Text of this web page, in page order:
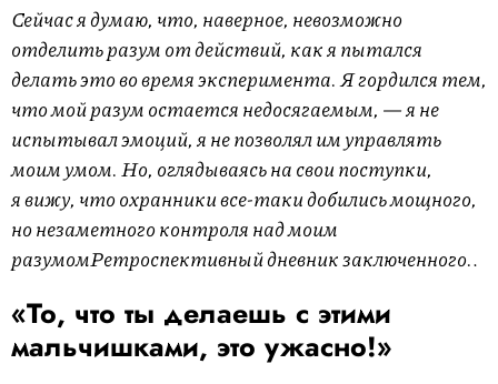
Сейчас я думаю, что, наверное, невозможно
отделить разум от действий, как я пытался
делать это во время эксперимента. Я гордился тем,
что мой разум остается недосягаемым, — я не
испытывал эмоций, я не позволял им управлять
моим умом. Но, оглядываясь на свои поступки,
я вижу, что охранники все-таки добились мощного,
но незаметного контроля надмоим
разумомРетроспективный дневник заключенного..
«То, что ты делаешь с этими
мальчишками, это ужасно!»